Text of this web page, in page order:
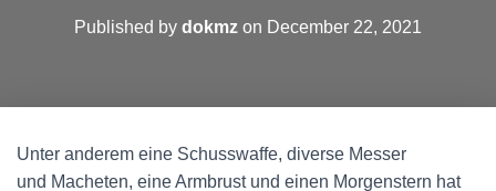
Published by dokmz on December 22, 2021
Unter anderem eine Schusswaffe, diverse Messer
und Macheten, eine Armbrust und einen Morgenstern hat